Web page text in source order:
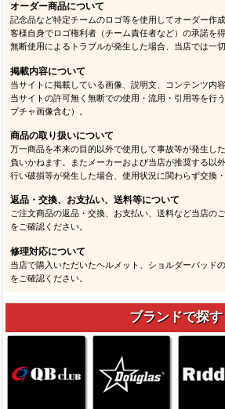
オーダー商品について
記念品など特定チームのロゴ等を使用してオーダー作
客様自身でロゴ権利者（チーム責任者など）の承諾を
無断使用によるトラブルが発生した場合、当店では一
掲載内容について
当サイトに掲載している画像、説明文、コンテンツ内
当サイトの許可無く無断での使用・流用・引用等を行
プチャ画像含む）。
商品の取り扱いについて
万一商品を本来の目的以外で使用して事故等が発生し
負いかねます。またメーカーおよび当店が推奨する以
行い破損等が発生した場合、使用状況に関わらず交換
返品・交換、お支払い、送料等について
ご注文商品の返品・交換、お支払い、送料など当店の
をご確認ください。
修理対応について
当店で購入いただいたヘルメット、ショルダーパッド
をご確認ください。
ブランドで探す